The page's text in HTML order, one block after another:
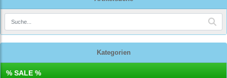
Kategorien
% SALE %